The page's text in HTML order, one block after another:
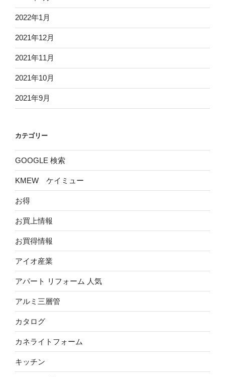
2022年1月
2021年12月
2021年11月
2021年10月
2021年9月
カテゴリー
GOOGLE 検索
KMEW ケイミュー
お得
お買上情報
お買得情報
アイオ産業
アパート リフォーム 人気
アルミ三層管
カタログ
カネライトフォーム
キッチン